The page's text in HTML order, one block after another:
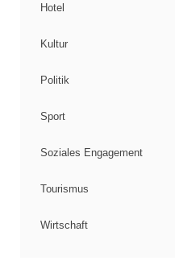
Hotel
Kultur
Politik
Sport
Soziales Engagement
Tourismus
Wirtschaft